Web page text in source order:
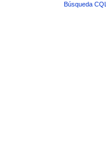
Búsqueda CQL